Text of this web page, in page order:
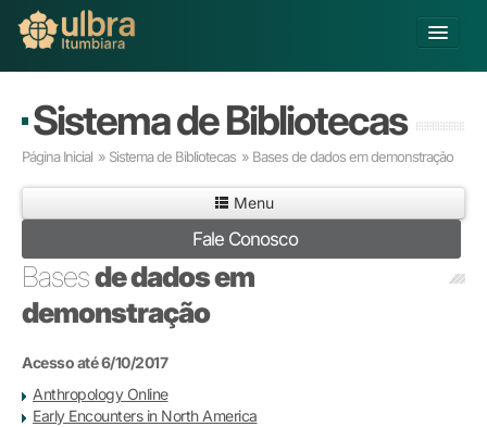
Buscar
Já sou Aluno
Matricule-se
Educação Básica
Graduação
Pós-graduação
Extensão
Infraestrutura e Serviços
Sistema de Bibliotecas
Página Inicial » Sistema de Bibliotecas » Bases de dados em demonstração
Menu
Fale Conosco
Basesde dados em
demonstração
Acesso até 6/10/2017
Anthropology Online
Early Encounters in North America